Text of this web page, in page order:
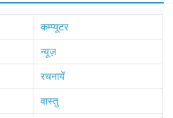
कम्प्यूटर
न्यूज़
रचनायें
वास्तु